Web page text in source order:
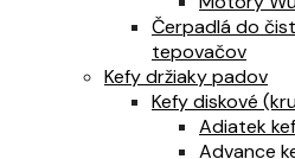
Čerpadlá do
tepovačov
Kefy držiaky padov
Kefy diskové
Adiatek
Advance